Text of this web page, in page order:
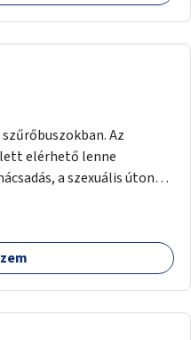
Az
elérhető lenne
a szexuális úton